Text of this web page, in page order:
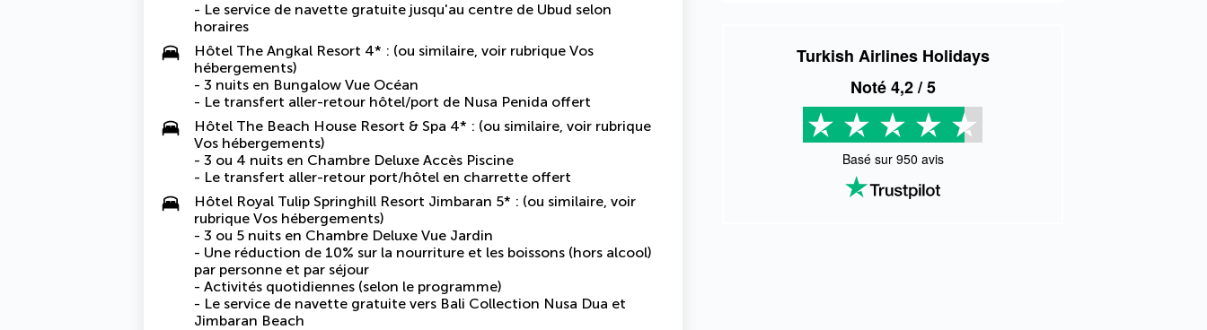
Turkish Airlines Holidays
Noté4,2/ 5
Basé sur 950 avis
- Le service de navette gratuite jusqu'au centre de Ubud selon
horaires
Hôtel The Angkal Resort 4* : (ou similaire, voir rubrique Vos
hébergements)
- 3 nuits en Bungalow Vue Océan
- Le transfert aller-retour hôtel/port de Nusa Penida offert
Hôtel The Beach House Resort & Spa 4* : (ou similaire, voir rubrique
Vos hébergements)
- 3 ou 4 nuits en Chambre Deluxe Accès Piscine
- Le transfert aller-retour port/hôtel en charrette offert
Hôtel Royal Tulip Springhill Resort Jimbaran 5* : (ou similaire, voir
rubrique Vos hébergements)
- 3 ou 5 nuits en Chambre Deluxe Vue Jardin
- Une réduction de 10% sur la nourriture et les boissons (hors alcool)
par personne et par séjour
- Activités quotidiennes (selon le programme)
- Le service de navette gratuite vers Bali Collection Nusa Dua et
Jimbaran Beach